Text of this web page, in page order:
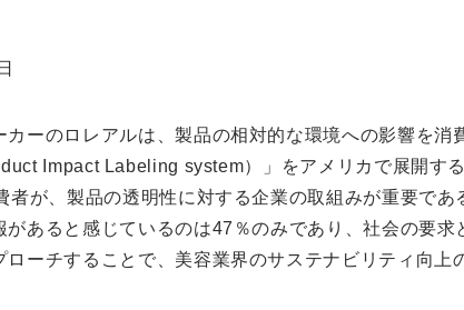
カーのロレアルは、製品の相対的な環境への影響を消
Impact Labeling system）」をアメリカで展開す
者が、製品の透明性に対する企業の取組みが重要で
があると感じているのは47％のみであり、社会の要
ローチすることで、美容業界のサステナビリティ向上